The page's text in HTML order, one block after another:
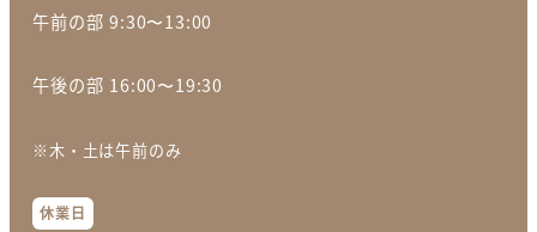
午前の部 9:30〜13:00
午後の部 16:00〜19:30
※木・土は午前のみ
休業日